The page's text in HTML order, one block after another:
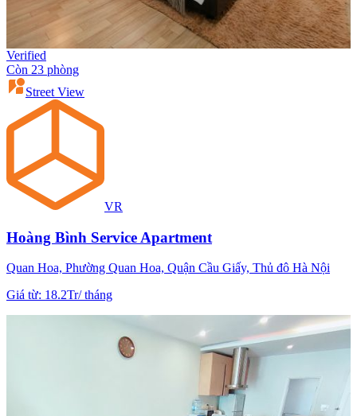
Verified
Còn 23 phòng
Street View
VR
Hoàng Bình Service Apartment
Quan Hoa, Phường Quan Hoa, Quận Cầu Giấy, Thủ đô Hà Nội
Giá từ: 18.2Tr/tháng